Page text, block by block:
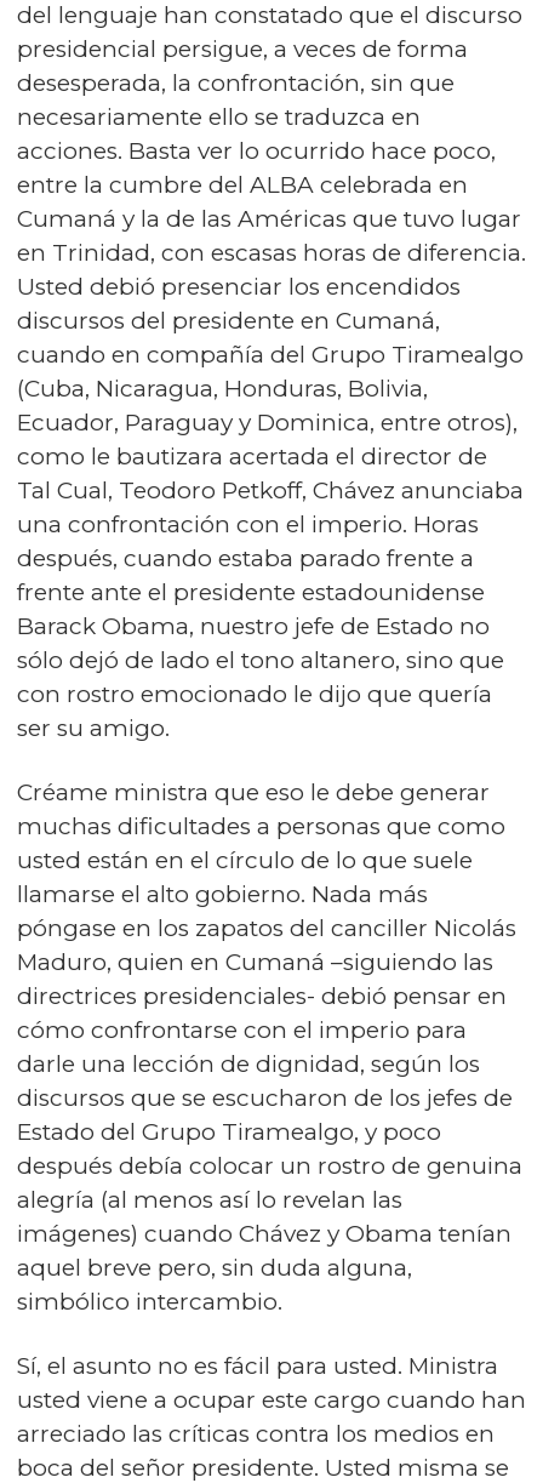
del lenguaje han constatado que el discurso
presidencial persigue, a veces de forma
desesperada, la confrontación, sin que
necesariamente ello se traduzca en
acciones. Basta ver lo ocurrido hace poco,
entre la cumbre del ALBA celebrada en
Cumaná y la de las Américas que tuvo lugar
en Trinidad, con escasas horas de diferencia.
Usted debió presenciar los encendidos
discursos del presidente en Cumaná,
cuando en compañía del Grupo Tiramealgo
(Cuba, Nicaragua, Honduras, Bolivia,
Ecuador, Paraguay y Dominica, entre otros),
como le bautizara acertada el director de
Tal Cual, Teodoro Petkoff, Chávez anunciaba
una confrontación con el imperio. Horas
después, cuando estaba parado frente a
frente ante el presidente estadounidense
Barack Obama, nuestro jefe de Estado no
sólo dejó de lado el tono altanero, sino que
con rostro emocionado le dijo que quería
ser su amigo.
Créame ministra que eso le debe generar
muchas dificultades a personas que como
usted están en el círculo de lo que suele
llamarse el alto gobierno. Nada más
póngase en los zapatos del canciller Nicolás
Maduro, quien en Cumaná –siguiendo las
directrices presidenciales- debió pensar en
cómo confrontarse con el imperio para
darle una lección de dignidad, según los
discursos que se escucharon de los jefes de
Estado del Grupo Tiramealgo, y poco
después debía colocar un rostro de genuina
alegría (al menos así lo revelan las
imágenes) cuando Chávez y Obama tenían
aquel breve pero, sin duda alguna,
simbólico intercambio.
Sí, el asunto no es fácil para usted. Ministra
usted viene a ocupar este cargo cuando han
arreciado las críticas contra los medios en
boca del señor presidente. Usted misma se